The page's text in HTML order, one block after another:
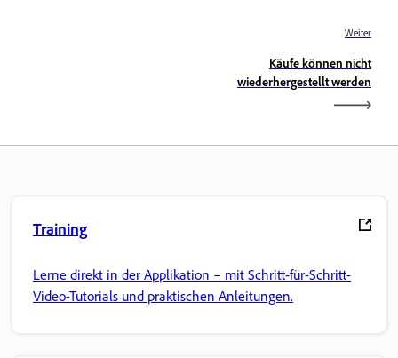
Weiter
Käufe können nicht
wiederhergestellt werden
Training
Lerne direkt in der Applikation – mit Schritt-für-Schritt-
Video-Tutorials und praktischen Anleitungen.